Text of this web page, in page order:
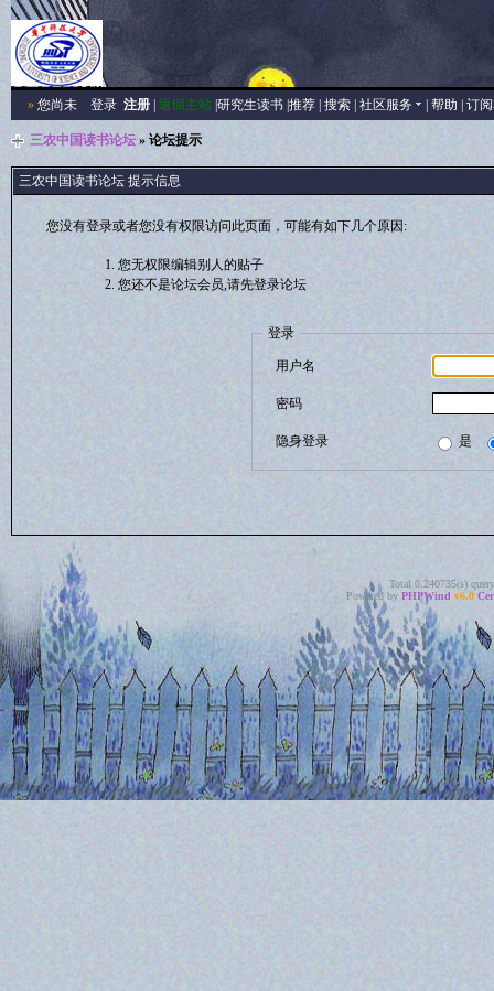
»您尚未 登录 注册| 返回主站| 研究生读书| 推荐| 搜索| 社区服务 帮助 订
三农中国读书论坛» 论坛提示
三农中国读书论坛 提示信息
您没有登录或者您没有权限访问此页面，可能有如下几个原因:
您无权限编辑别人的贴子
您还不是论坛会员,请先登录论坛
登录
用户名
密码
隐身登录 是
Total 0.240735(s)
Powered by PHPWind v6.0